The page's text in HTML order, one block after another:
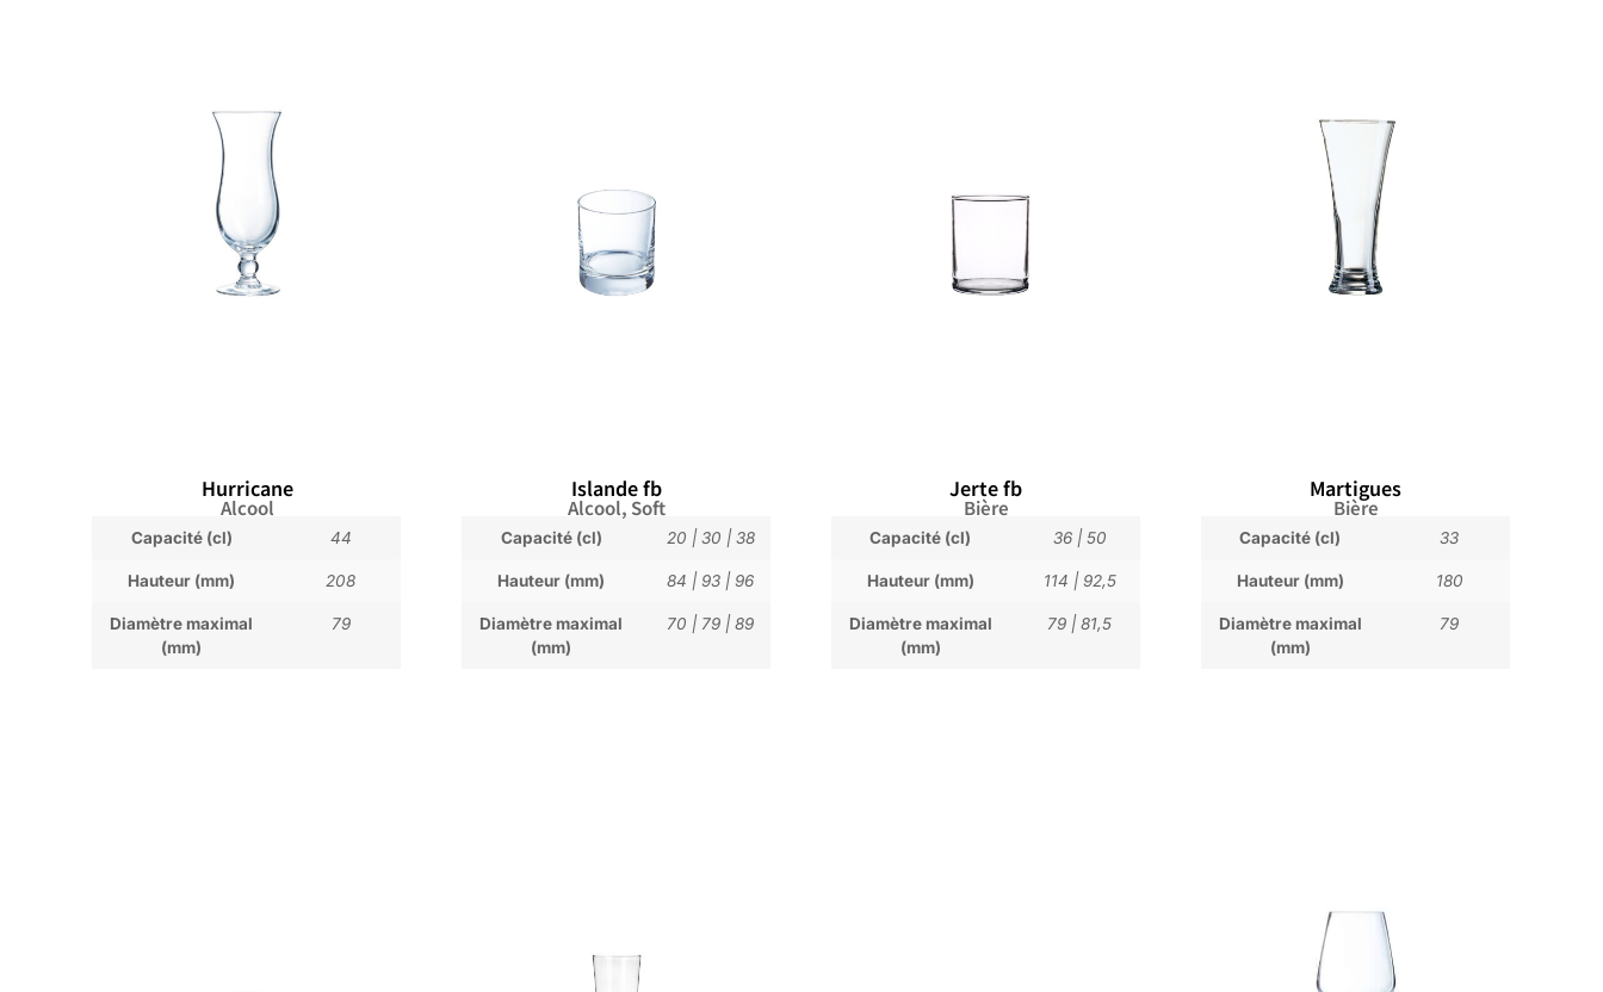
Hurricane
Alcool
Capacité (cl) 44
Hauteur (mm) 208
Diamètre maximal
(mm)
79
Islande fb
Alcool, Soft
Capacité (cl) 20 | 30 | 38
Hauteur (mm) 84 | 93 | 96
Diamètre maximal
(mm)
70 | 79 |89
Jerte fb
Bière
Capacité (cl) 36| 50
Hauteur (mm) 114 | 92,5
Diamètre maximal
(mm)
79 |81,5
Martigues
Bière
Capacité (cl) 33
Hauteur (mm) 180
Diamètre maximal
(mm)
79